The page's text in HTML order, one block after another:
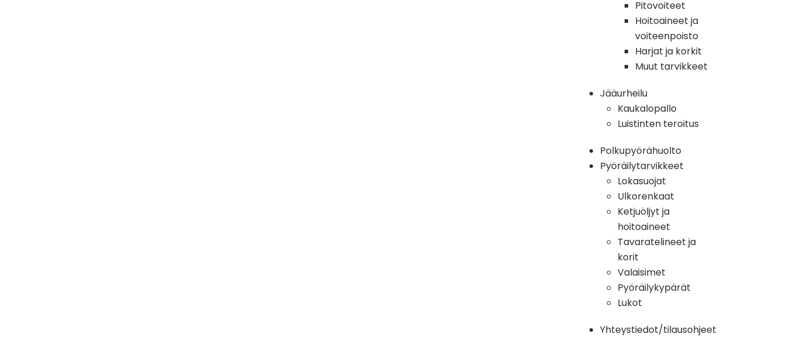
Pitovoiteet
Hoitoaineet ja
voiteenpoisto
Harjat ja korkit
Muut tarvikkeet
Jääurheilu
Kaukalopallo
Luistinten teroitus
Polkupyörähuolto
Pyöräilytarvikkeet
Lokasuojat
Ulkorenkaat
Ketjuöljyt ja
hoitoaineet
Tavaratelineet ja
korit
Valaisimet
Pyöräilykypärät
Lukot
Yhteystiedot/tilausohjeet